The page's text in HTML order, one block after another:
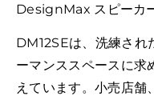
DesignMax スピーカ
DM12SEは、洗練され
ーマンススペースに求
えています。小売店舗